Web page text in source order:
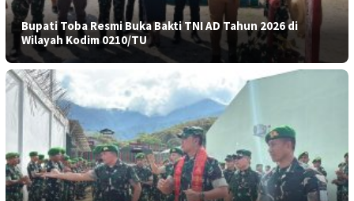
Bupati Toba Resmi Buka Bakti TNI AD Tahun 2026 di
Wilayah Kodim 0210/TU